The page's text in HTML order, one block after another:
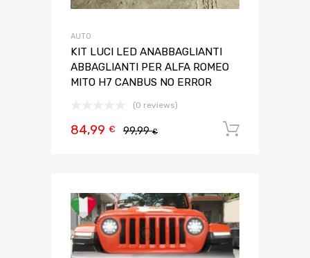
AUTO
KIT LUCI LED ANABBAGLIANTI
ABBAGLIANTI PER ALFA ROMEO
MITO H7 CANBUS NO ERROR
(0 reviews)
99,99€
84,99 €